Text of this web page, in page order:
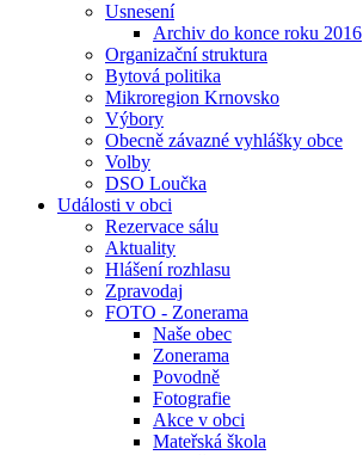
Usnesení
Archiv do konce roku 2016
Organizační struktura
Bytová politika
Mikroregion Krnovsko
Výbory
Obecně závazné vyhlášky obce
Volby
DSO Loučka
Události v obci
Rezervace sálu
Aktuality
Hlášení rozhlasu
Zpravodaj
FOTO - Zonerama
Naše obec
Zonerama
Povodně
Fotografie
Akce v obci
Mateřská škola